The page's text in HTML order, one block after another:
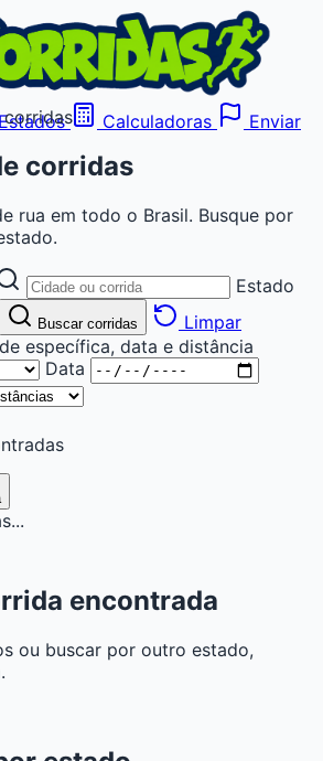
Calculadoras
Enviar
corridas
corridas
rua em todo o Brasil. Busque por
Estado
Buscar corridas
Limpar
específica, data e distância
Data
encontrada
ou buscar por outro estado,